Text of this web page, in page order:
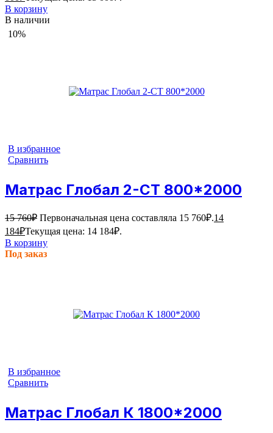
В корзину
В наличии
10%
В избранное
Сравнить
Матрас Глобал 2-СТ 800*2000
15 760₽ Первоначальная цена составляла 15 760₽.14
184₽Текущая цена: 14 184₽.
В корзину
Под заказ
В избранное
Сравнить
Матрас Глобал К 1800*2000